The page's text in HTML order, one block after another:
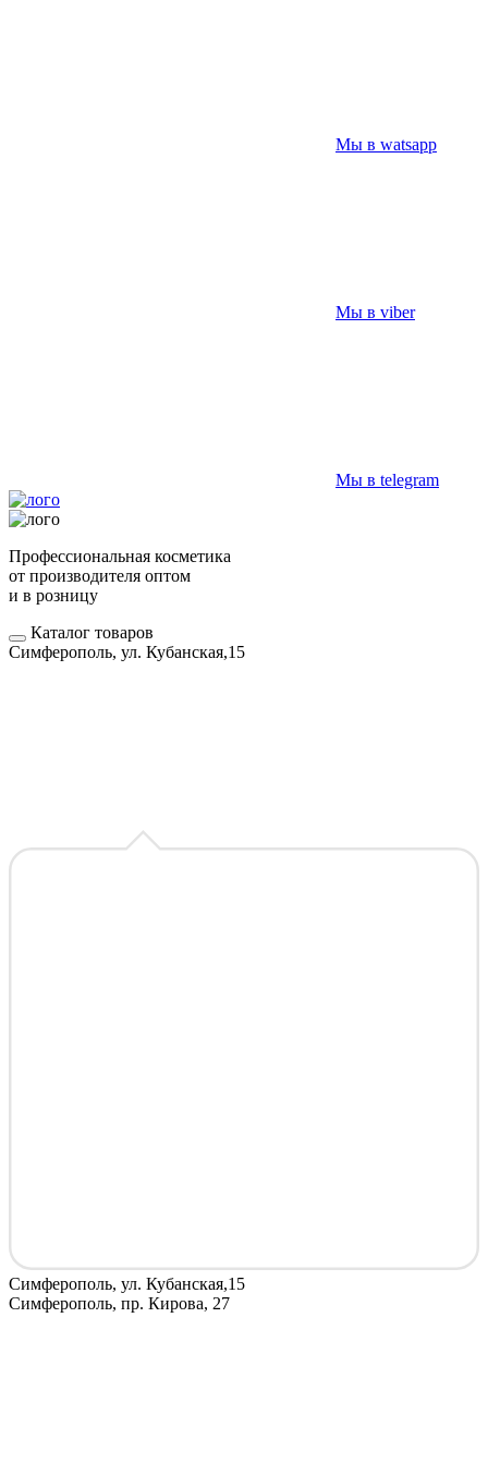
Мы в watsapp
Мы в viber
Мы в telegram
Профессиональная косметика
от производителя оптом
и в розницу
Каталог товаров
Симферополь, ул. Кубанская,15
Симферополь, ул. Кубанская,15
Симферополь, пр. Кирова, 27